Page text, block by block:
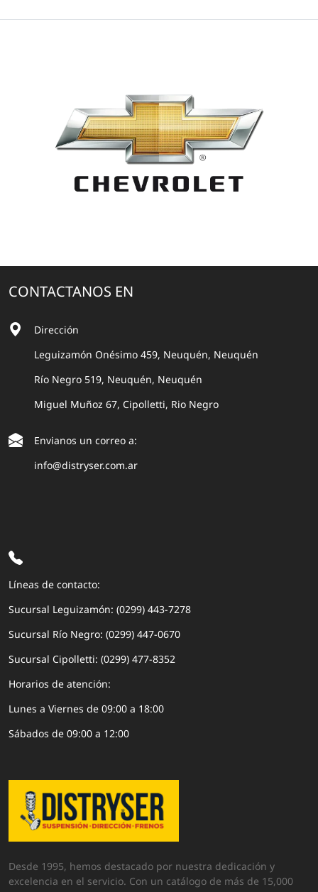
CONTACTANOS EN
Dirección
Leguizamón Onésimo 459, Neuquén, Neuquén
Río Negro 519, Neuquén, Neuquén
Miguel Muñoz 67, Cipolletti, Rio Negro
Envianos un correo a:
info@distryser.com.ar
Líneas de contacto:
Sucursal Leguizamón: (0299) 443-7278
Sucursal Río Negro: (0299) 447-0670
Sucursal Cipolletti: (0299) 477-8352
Horarios de atención:
Lunes a Viernes de 09:00 a 18:00
Sábados de 09:00 a 12:00
Desde 1995, hemos destacado por nuestra dedicación y
excelencia en el servicio. Con un catálogo de más de 15,000